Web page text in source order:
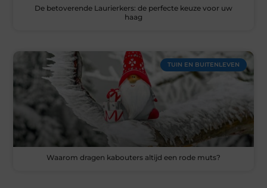
De betoverende Laurierkers: de perfecte keuze voor uw
haag
TUIN EN BUITENLEVEN
Waarom dragen kabouters altijd een rode muts?